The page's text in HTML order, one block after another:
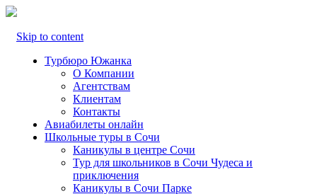
Skip to content
Турбюро Южанка
О Компании
Агентствам
Клиентам
Контакты
Авиабилеты онлайн
Школьные туры в Сочи
Каникулы в центре Сочи
Тур для школьников в Сочи Чудеса и
приключения
Каникулы в Сочи Парке